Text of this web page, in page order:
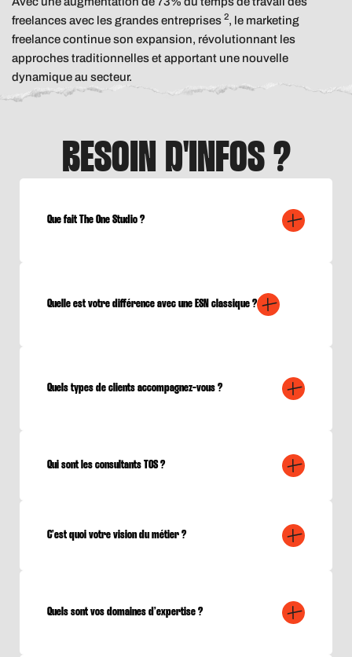
freelances avec les grandes entreprises 2, le marketing
freelance continue son expansion, révolutionnant les
approches traditionnelles et apportant une nouvelle
dynamique au secteur.
BESOIN D'INFOS ?
Que fait The One Studio ?
Quelle est votre différence avec une ESN classique ?
Quels types de clients accompagnez-vous ?
Qui sont les consultants TOS ?
C’est quoi votre vision du métier ?
Quels sont vos domaines d’expertise ?